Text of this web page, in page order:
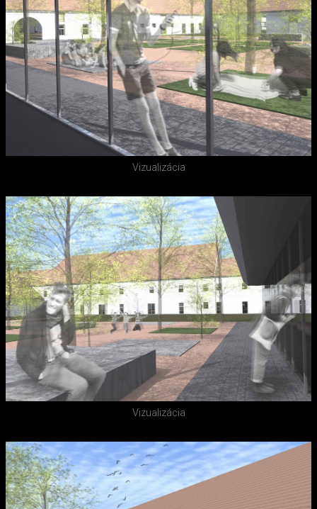
Vizualizácia
Vizualizácia